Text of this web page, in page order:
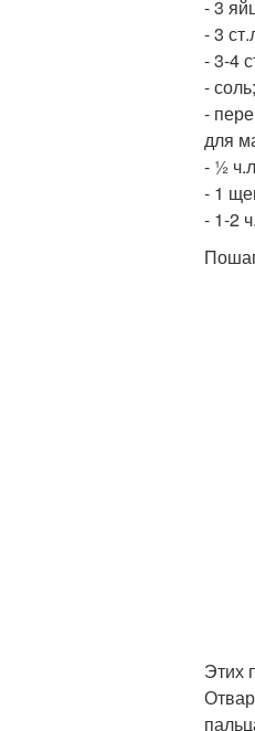
- 3
- 3
- 3-4
- соль;
-
для
- ½
- 1
- 1-2
Этих